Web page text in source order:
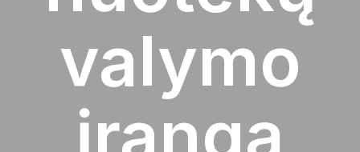
valymo